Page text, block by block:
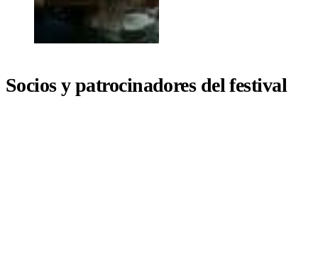
Socios y patrocinadores del festival